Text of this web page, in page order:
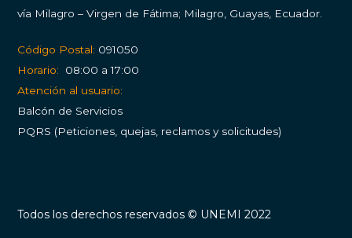
vía Milagro – Virgen de Fátima; Milagro, Guayas, Ecuador.
Código Postal: 091050
Horario:
08:00 a 17:00
Atención al usuario:
Balcón de Servicios
PQRS (Peticiones, quejas, reclamos y solicitudes)
Todos los derechos reservados © UNEMI 2022